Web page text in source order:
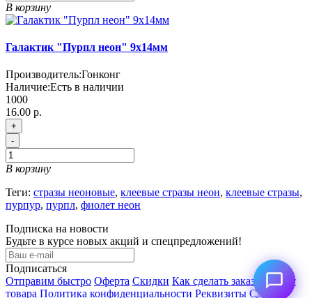
В корзину
Галактик "Пурпл неон" 9х14мм
Производитель:Гонконг
Наличие:Есть в наличии
1000
16.00 р.
+
-
В корзину
Теги: стразы неоновые, клеевые стразы неон, клеевые стразы,
пурпур, пурпл, фиолет неон
Подписка на новости
Будьте в курсе новых акций и спецпредложений!
Подписаться
Отправим быстро Оферта Скидки Как сделать заказ
Возврат
товара Политика конфиденциальности Реквизиты СДЭК